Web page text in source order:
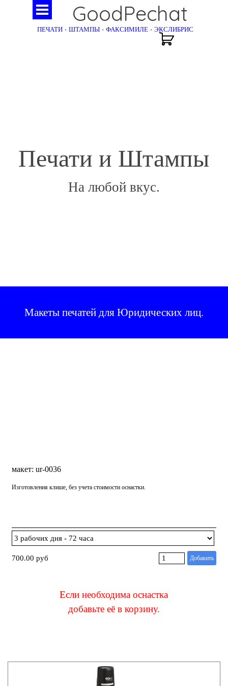
GoodPechat
ПЕЧАТИ - ШТАМПЫ - ФАКСИМИЛЕ - ЭКСЛИБРИС
Печати и Штампы
На любой вкус.
Макеты печатей для Юридических лиц.
макет: ur-0036
Изготовления клише, без учета стоимости оснастки.
700.00 руб Добавить
Если необходима оснастка
добавьте её в корзину.